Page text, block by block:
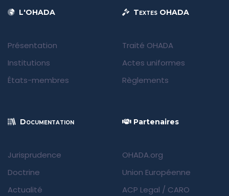
L'OHADA
Présentation
Institutions
États-membres
Textes OHADA
Traité OHADA
Actes uniformes
Règlements
Documentation
Jurisprudence
Doctrine
Actualité
Partenaires
OHADA.org
Union Européenne
ACP Legal / CARO